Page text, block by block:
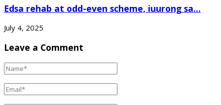
Edsa rehab at odd-even scheme, iuurong sa...
July 4, 2025
Leave a Comment